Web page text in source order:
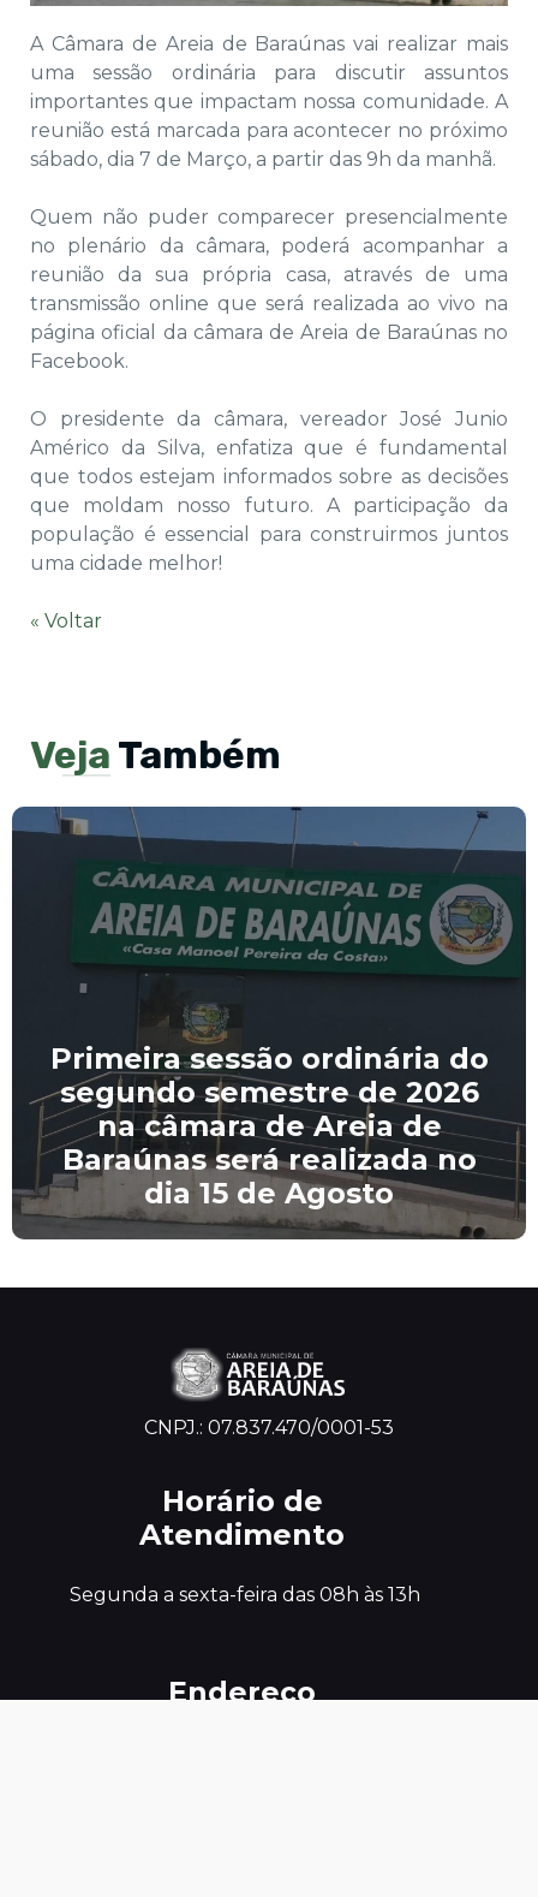
A Câmara de Areia de Baraúnas vai realizar mais
uma sessão ordinária para discutir assuntos
importantes que impactam nossa comunidade. A
reunião está marcada para acontecer no próximo
sábado, dia 7 de Março, a partir das 9h da manhã.
Quem não puder comparecer presencialmente
no plenário da câmara, poderá acompanhar a
reunião da sua própria casa, através de uma
transmissão online que será realizada ao vivo na
página oficial da câmara de Areia de Baraúnas no
Facebook.
O presidente da câmara, vereador José Junio
Américo da Silva, enfatiza que é fundamental
que todos estejam informados sobre as decisões
que moldam nosso futuro. A participação da
população é essencial para construirmos juntos
uma cidade melhor!
« Voltar
Veja Também
Primeira sessão ordinária do
segundo semestre de 2026
na câmara de Areia de
Baraúnas será realizada no
dia 15 de Agosto
CNPJ.: 07.837.470/0001-53
Horário de
Atendimento
Segunda a sexta-feira das 08h às 13h
Endereço